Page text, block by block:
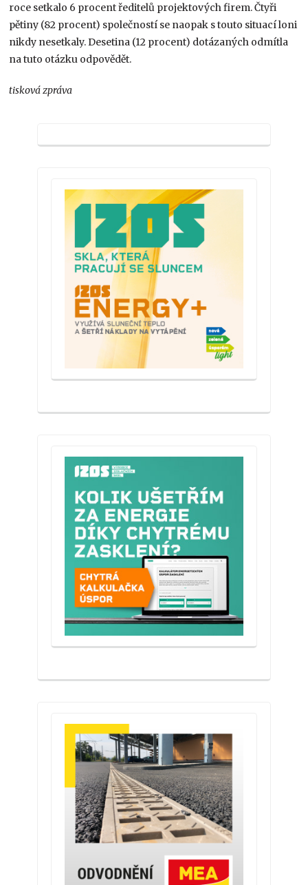
roce setkalo 6 procent ředitelů projektových firem. Čtyři
pětiny (82 procent) společností se naopak s touto situací loni
nikdy nesetkaly. Desetina (12 procent) dotázaných odmítla
na tuto otázku odpovědět.
tisková zpráva